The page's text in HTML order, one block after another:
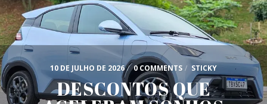
10 DE JULHO DE 2026 / 0 COMMENTS / STICKY
DESCONTOS QUE